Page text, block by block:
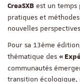
CreaSXB est un
pratiques et
nouvelles
Pour sa 13ème
thématique des «
communautés
transition écologique,